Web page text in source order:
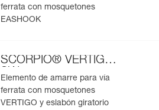
ferrata con mosquetones
EASHOOK
SCORPIO® VERTIGO
SW
Elemento de amarre para vía
ferrata con mosquetones
VERTIGO y eslabón giratorio